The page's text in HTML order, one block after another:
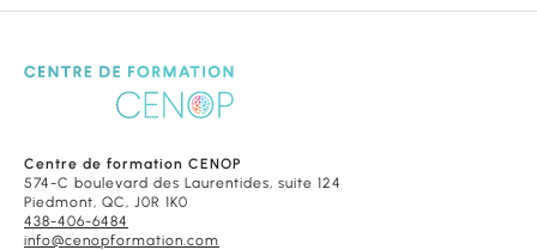
Centre de formation CENOP
574-C boulevard des Laurentides, suite 124
Piedmont, QC, J0R 1K0
438-406-6484
info@cenopformation.com